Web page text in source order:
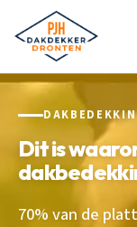
Dit is
70% van de